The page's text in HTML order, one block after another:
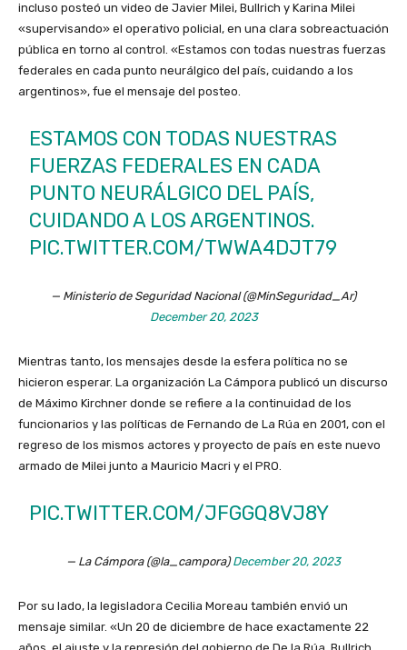
incluso posteó un video de Javier Milei, Bullrich y Karina Milei
«supervisando» el operativo policial, en una clara sobreactuación
pública en torno al control. «Estamos con todas nuestras fuerzas
federales en cada punto neurálgico del país, cuidando a los
argentinos», fue el mensaje del posteo.
ESTAMOS CON TODAS NUESTRAS
FUERZAS FEDERALES EN CADA
PUNTO NEURÁLGICO DEL PAÍS,
CUIDANDO A LOS ARGENTINOS.
PIC.TWITTER.COM/TWWA4DJT79
— Ministerio de Seguridad Nacional (@MinSeguridad_Ar)
December 20, 2023
Mientras tanto, los mensajes desde la esfera política no se
hicieron esperar. La organización La Cámpora publicó un discurso
de Máximo Kirchner donde se refiere a la continuidad de los
funcionarios y las políticas de Fernando de La Rúa en 2001, con el
regreso de los mismos actores y proyecto de país en este nuevo
armado de Milei junto a Mauricio Macri y el PRO.
PIC.TWITTER.COM/JFGGQ8VJ8Y
— La Cámpora (@la_campora)December 20, 2023
Por su lado, la legisladora Cecilia Moreau también envió un
mensaje similar. «Un 20 de diciembre de hace exactamente 22